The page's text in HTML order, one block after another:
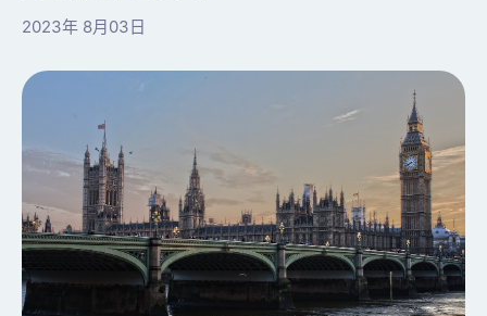
2023年 8月03日